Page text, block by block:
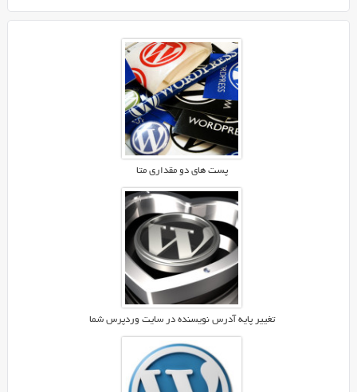
پست های دو مقداری متا
تغییر پایه آدرس نویسنده در سایت وردپرس شما